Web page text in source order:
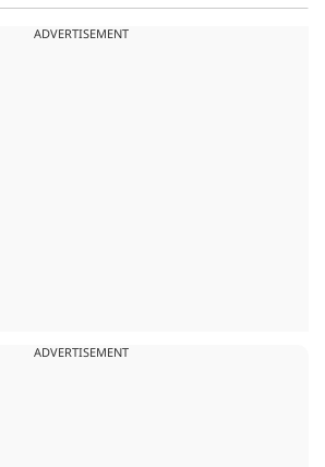
ADVERTISEMENT
ADVERTISEMENT